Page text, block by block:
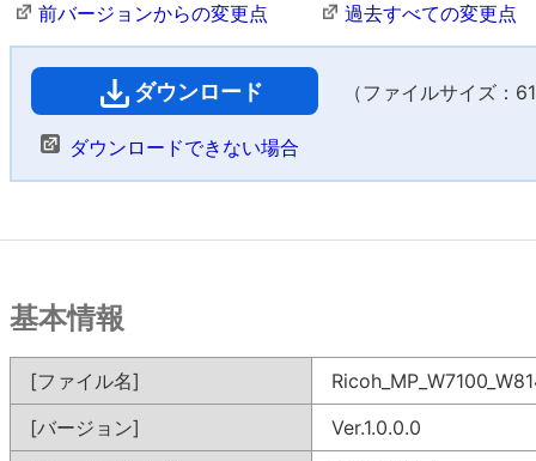
前バージョンからの変更点
過去すべての変更点
ダウンロード （ファイルサイズ：
ダウンロードできない場合
基本情報
[ファイル名]
[バージョン]
Ver.1.0.0.0